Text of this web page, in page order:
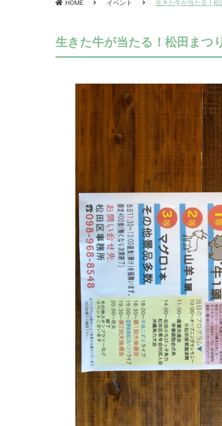
HOME イベント 生きた牛が当たる！松
生きた牛が当たる！松田まつ